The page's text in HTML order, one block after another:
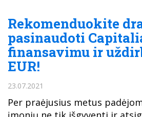
Rekomenduokite
pasinaudoti
finansavimu ir
EUR!
23.07.2021
Per praėjusius metus